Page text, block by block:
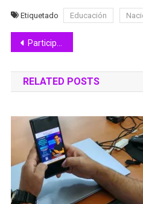
Etiquetado Educación
Navegación
de
entradas
Participa IMSS Colima en Primera Feria de Salud Bucal
RELATED POSTS